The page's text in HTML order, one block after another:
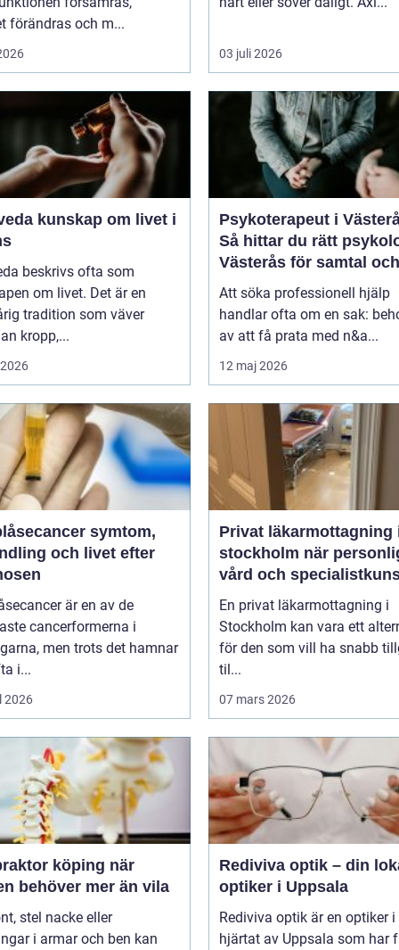
förändras och m...
03 juli 2026
om livet i
beskrivs ofta som
om livet. Det är en
tradition som väver
kropp,...
Psykoterapeut i
Så hittar du rätt
Västerås för samtal och
terapi
Att söka professionell hjälp
handlar ofta om en sak:
av att få prata med n&a...
12 maj 2026
symtom,
och livet efter
är en av de
cancerformerna i
men trots det hamnar
i...
2026
Privat läkarmottagning
stockholm när personlig
vård och
är viktig
En privat läkarmottagning i
Stockholm kan vara ett
för den som vill ha snabb
til...
07 mars 2026
köping när
behöver mer än vila
stel nacke eller
i armar och ben kan
Rediviva optik – din
optiker i Uppsala
Rediviva optik är en optiker i
hjärtat av Uppsala som har